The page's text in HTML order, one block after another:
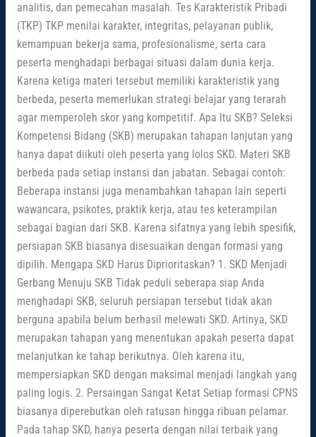
analitis, dan pemecahan masalah. Tes Karakteristik Pribadi
(TKP) TKP menilai karakter, integritas, pelayanan publik,
kemampuan bekerja sama, profesionalisme, serta cara
peserta menghadapi berbagai situasi dalam dunia kerja.
Karena ketiga materi tersebut memiliki karakteristik yang
berbeda, peserta memerlukan strategi belajar yang terarah
agar memperoleh skor yang kompetitif. Apa Itu SKB? Seleksi
Kompetensi Bidang (SKB) merupakan tahapan lanjutan yang
hanya dapat diikuti oleh peserta yang lolos SKD. Materi SKB
berbeda pada setiap instansi dan jabatan. Sebagai contoh:
Beberapa instansi juga menambahkan tahapan lain seperti
wawancara, psikotes, praktik kerja, atau tes keterampilan
sebagai bagian dari SKB. Karena sifatnya yang lebih spesifik,
persiapan SKB biasanya disesuaikan dengan formasi yang
dipilih. Mengapa SKD Harus Diprioritaskan? 1. SKD Menjadi
Gerbang Menuju SKB Tidak peduli seberapa siap Anda
menghadapi SKB, seluruh persiapan tersebut tidak akan
berguna apabila belum berhasil melewati SKD. Artinya, SKD
merupakan tahapan yang menentukan apakah peserta dapat
melanjutkan ke tahap berikutnya. Oleh karena itu,
mempersiapkan SKD dengan maksimal menjadi langkah yang
paling logis. 2. Persaingan Sangat Ketat Setiap formasi CPNS
biasanya diperebutkan oleh ratusan hingga ribuan pelamar.
Pada tahap SKD, hanya peserta dengan nilai terbaik yang